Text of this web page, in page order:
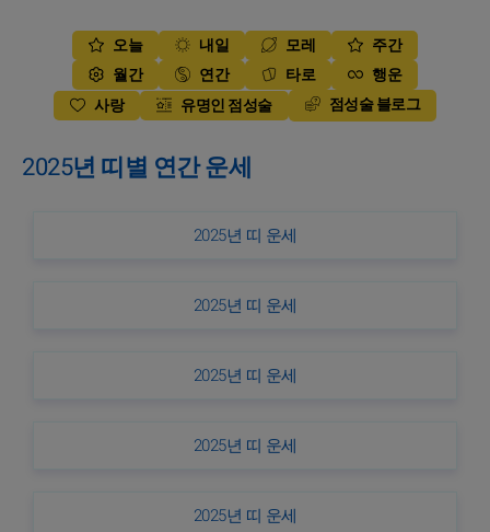
오늘 내일 모레
주간
월간
연간 타로
행운
사랑
유명인 점성술 점성술 블로그
2025년 띠별 연간 운세
2025년 띠 운세
2025년 띠 운세
2025년 띠 운세
2025년 띠 운세
2025년 띠 운세